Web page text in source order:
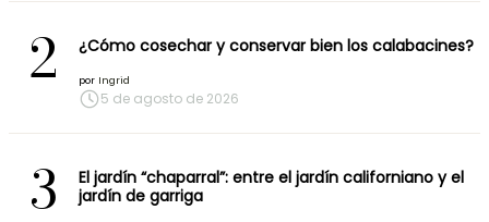
2 ¿Cómo cosechar y conservar bien los calabacines?
por Ingrid
5 de agosto de 2026
3
El jardín “chaparral”: entre el jardín californiano y el
jardín de garriga